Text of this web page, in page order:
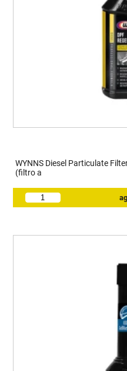
WYNNS Diesel Particulate
(filtro a